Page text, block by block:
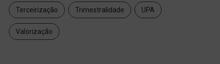
Terceirização Trimestralidade UPA
Valorização